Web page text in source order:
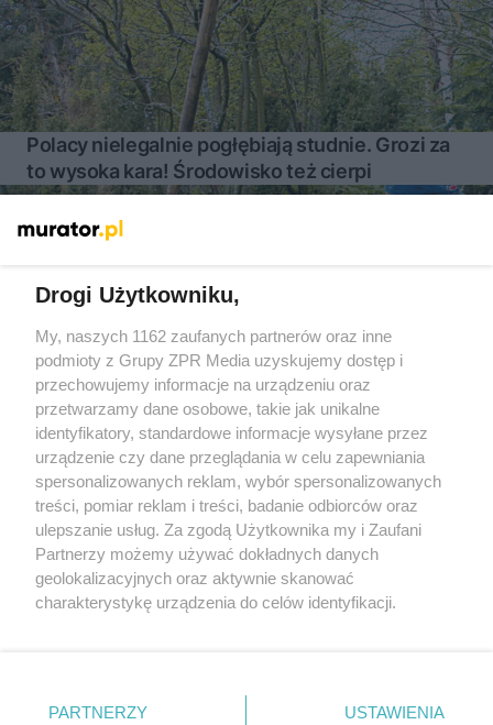
Polacy nielegalnie pogłębiają studnie. Grozi za
to wysoka kara! Środowisko też cierpi
Żaden utwór zamieszczony w serwisie nie może być powielany i
rozpowszechniany lub dalej rozpowszechniany w jakikolwiek
sposób (w tym także elektroniczny lub mechaniczny) na
jakimkolwiek polu eksploatacji w jakiejkolwiek formie, włącznie z
umieszczaniem w Internecie bez pisemnej zgody właściciela praw.
Jakiekolwiek użycie lub wykorzystanie utworów w całości lub w
części z naruszeniem prawa, tzn. bez właściwej zgody, jest
zabronione pod groźbą kary i może być ścigane prawnie.
Drogi Użytkowniku,
My, naszych 1162 zaufanych partnerów oraz inne
podmioty z Grupy ZPR Media uzyskujemy dostęp i
przechowujemy informacje na urządzeniu oraz
przetwarzamy dane osobowe, takie jak unikalne
identyfikatory, standardowe informacje wysyłane przez
urządzenie czy dane przeglądania w celu zapewniania
spersonalizowanych reklam, wybór spersonalizowanych
treści, pomiar reklam i treści, badanie odbiorców oraz
ulepszanie usług. Za zgodą Użytkownika my i Zaufani
Partnerzy możemy używać dokładnych danych
geolokalizacyjnych oraz aktywnie skanować
charakterystykę urządzenia do celów identyfikacji.
zmienić/wycofać klikając przycisk ustawień prywatności
PARTNERZY USTAWIENIA